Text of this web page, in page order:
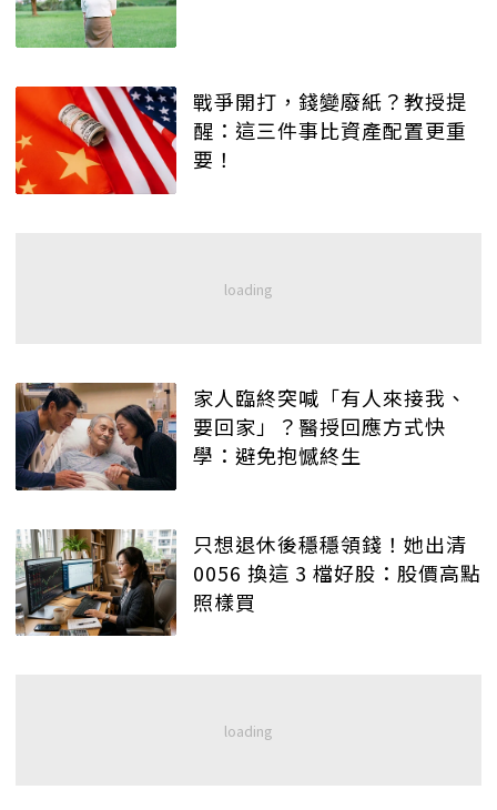
戰爭開打，錢變廢紙？教授提
醒：這三件事比資產配置更重
要！
家人臨終突喊「有人來接我、
要回家」？醫授回應方式快
學：避免抱憾終生
只想退休後穩穩領錢！她出清
0056 換這 3 檔好股：股價高點
照樣買